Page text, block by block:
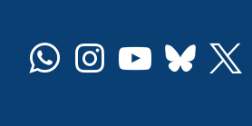
Docentes